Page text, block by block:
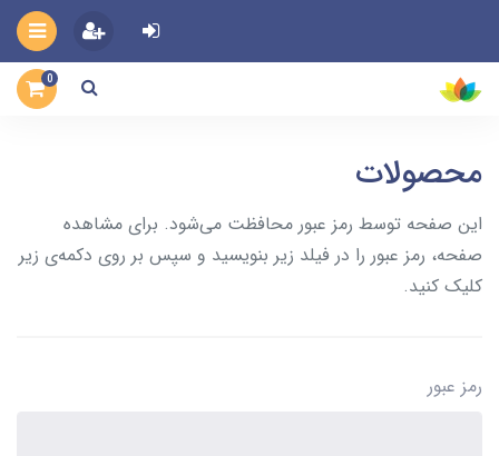
0
محصولات
این صفحه توسط رمز عبور محافظت می‌شود. برای مشاهده
صفحه، رمز عبور را در فیلد زیر بنویسید و سپس بر روی دکمه‌ی زیر
کلیک کنید.
رمز عبور